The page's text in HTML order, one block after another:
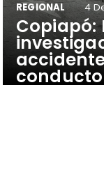
​Copiapó:
REGIONAL 4